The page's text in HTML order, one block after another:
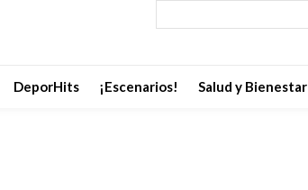
DeporHits ¡Escenarios! Salud y Bienestar